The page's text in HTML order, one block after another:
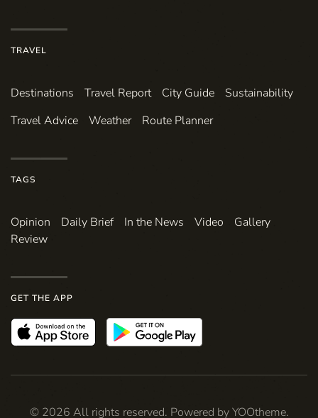
TRAVEL
Destinations Travel Report City Guide
Sustainability
Travel Advice
Weather Route Planner
TAGS
Opinion Daily Brief In the News Video
Gallery
Review
GET THE APP
© 2026 All rights reserved. Powered byYOOtheme.